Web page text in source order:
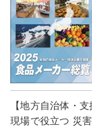
【地方自治体・
現場で役立つ 災